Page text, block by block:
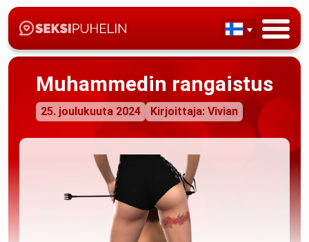
Muhammedin rangaistus
25. joulukuuta 2024 Kirjoittaja: Vivian